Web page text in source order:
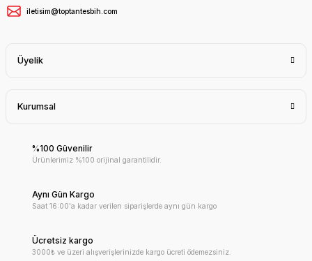
iletisim@toptantesbih.com
Üyelik
Kurumsal
%100 Güvenilir
Ürünlerimiz %100 orijinal garantilidir.
Aynı Gün Kargo
Saat 16:00'a kadar verilen siparişlerde aynı gün kargo
Ücretsiz kargo
3000₺ ve üzeri alışverişlerinizde kargo ücreti ödemezsiniz.